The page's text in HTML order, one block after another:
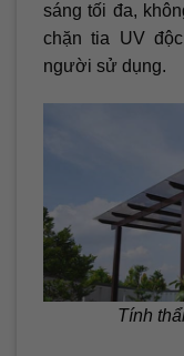
sáng tối đa,
chặn tia UV
người sử dụng.
Tính